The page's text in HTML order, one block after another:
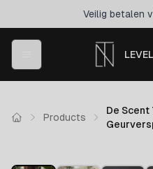
Veilig betalen
Products
De Scent